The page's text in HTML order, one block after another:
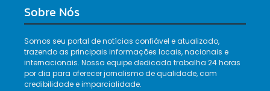
Sobre Nós
Somos seu portal de notícias confiável e atualizado,
trazendo as principais informações locais, nacionais e
internacionais. Nossa equipe dedicada trabalha 24 horas
por dia para oferecer jornalismo de qualidade, com
credibilidade e imparcialidade.